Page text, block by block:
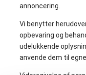
annoncering.
Vi benytter
opbevaring og
udelukkende
anvende dem til